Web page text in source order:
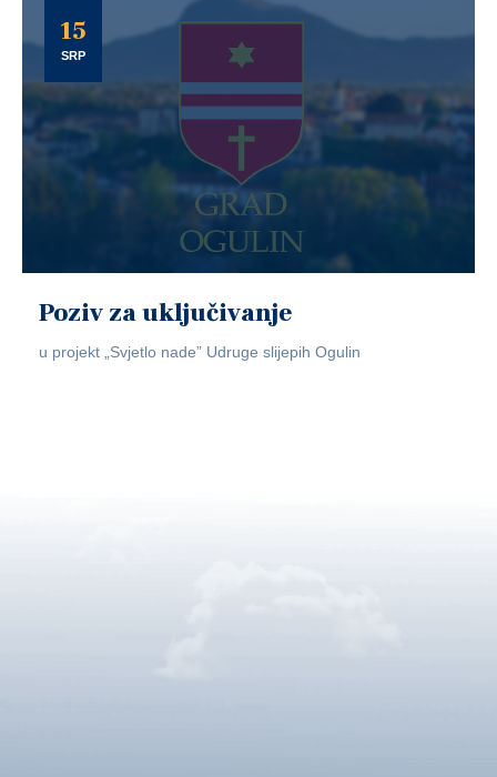
15
SRP
Poziv za uključivanje
u projekt „Svjetlo nade” Udruge slijepih Ogulin